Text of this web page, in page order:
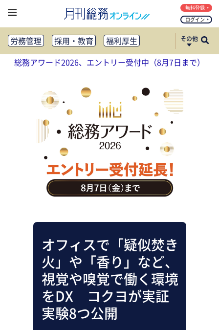
ログイン
無料登録
労務管理 採用・教育
福利厚生
健康経営
働き方改革
法務・コンプライアンス
リスクマネジメント・BCP
社外・社内広報
社外・社内コミュニケーション活性化
FM・オフィス移転
CSR・SDGs
テクノロジー活用・DX
助成金・補助金・コスト削減
アウトソーシング・BPO
調査・レポート
その他
総務アワード2026、エントリー受付中（8月7日まで）
オフィスで「疑似焚き
火」や「香り」など、
視覚や嗅覚で働く環境
をDX コクヨが実証
実験8つ公開